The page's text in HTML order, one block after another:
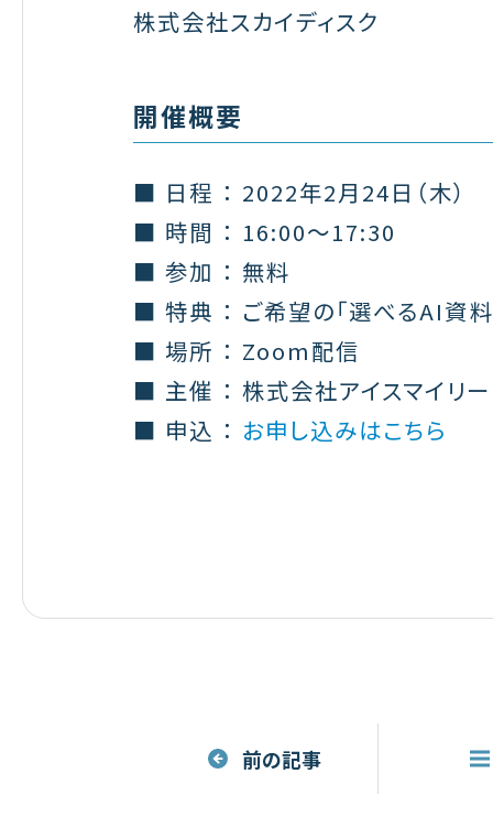
株式会社スカイディスク
開催概要
■ 日程 ： 2022年2月24日（木）
■ 時間 ： 16:00～17:30
■ 参加 ： 無料
■ 特典 ： ご希望の「選べるAI資料
■ 場所 ： Zoom配信
■ 主催 ： 株式会社アイスマイリ
■ 申込 ： お申し込みはこちら
前の記事